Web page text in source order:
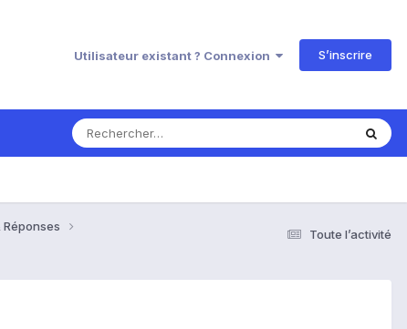
Utilisateur existant ? Connexion S’inscrire
Toute l’activité